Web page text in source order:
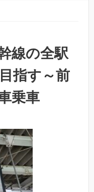
線の全駅
指す～前
乗車